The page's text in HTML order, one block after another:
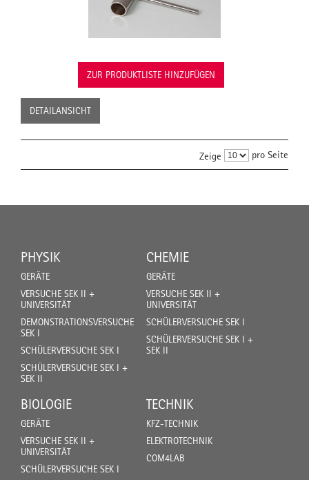
ZUR PRODUKTLISTE HINZUFÜGEN
DETAILANSICHT
Zeige pro Seite
PHYSIK
GERÄTE
VERSUCHE SEK II +
UNIVERSITÄT
DEMONSTRATIONSVERSUCHE
SEK I
SCHÜLERVERSUCHE SEK I
SCHÜLERVERSUCHE SEK I +
SEK II
CHEMIE
GERÄTE
VERSUCHE SEK II +
UNIVERSITÄT
SCHÜLERVERSUCHE SEK I
SCHÜLERVERSUCHE SEK I +
SEK II
BIOLOGIE
GERÄTE
VERSUCHE SEK II +
UNIVERSITÄT
SCHÜLERVERSUCHE SEK I
TECHNIK
KFZ-TECHNIK
ELEKTROTECHNIK
COM4LAB